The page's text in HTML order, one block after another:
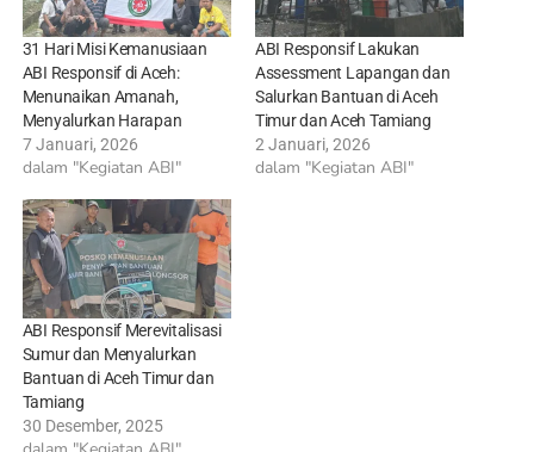
31 Hari Misi Kemanusiaan
ABI Responsif di Aceh:
Menunaikan Amanah,
Menyalurkan Harapan
7 Januari, 2026
dalam "Kegiatan ABI"
ABI Responsif Lakukan
Assessment Lapangan dan
Salurkan Bantuan di Aceh
Timur dan Aceh Tamiang
2 Januari, 2026
dalam "Kegiatan ABI"
ABI Responsif Merevitalisasi
Sumur dan Menyalurkan
Bantuan di Aceh Timur dan
Tamiang
30 Desember, 2025